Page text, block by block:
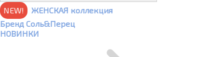
NEW!
ЖЕНСКАЯ коллекция
Бренд Соль&Перец
НОВИНКИ